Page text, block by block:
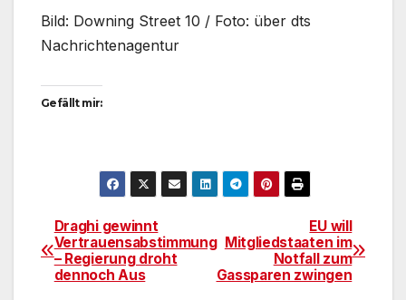
Bild: Downing Street 10 / Foto: über dts
Nachrichtenagentur
Gefällt mir:
Beitragsnavigation EU will
Mitgliedstaaten im
Notfall zum
Gassparen zwingen
Draghi gewinnt
Vertrauensabstimmung
– Regierung droht
dennoch Aus